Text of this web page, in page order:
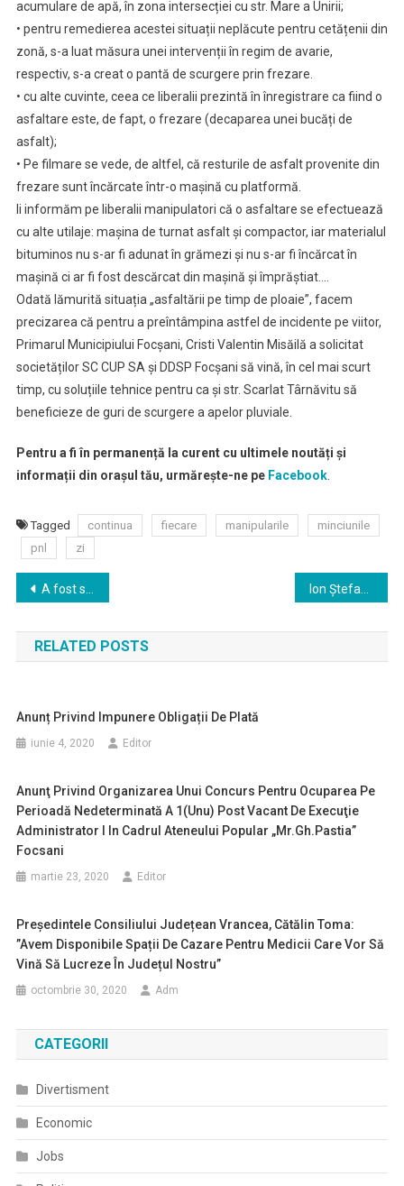
acumulare de apă, în zona intersecției cu str. Mare a Unirii;
• pentru remedierea acestei situații neplăcute pentru cetățenii din
zonă, s-a luat măsura unei intervenții în regim de avarie,
respectiv, s-a creat o pantă de scurgere prin frezare.
• cu alte cuvinte, ceea ce liberalii prezintă în înregistrare ca fiind o
asfaltare este, de fapt, o frezare (decaparea unei bucăți de
asfalt);
• Pe filmare se vede, de altfel, că resturile de asfalt provenite din
frezare sunt încărcate într-o mașină cu platformă.
Ii informăm pe liberalii manipulatori că o asfaltare se efectuează
cu alte utilaje: mașina de turnat asfalt și compactor, iar materialul
bituminos nu s-ar fi adunat în grămezi și nu s-ar fi încărcat în
mașină ci ar fi fost descărcat din mașină și împrăștiat….
Odată lămurită situația „asfaltării pe timp de ploaie”, facem
precizarea că pentru a preîntâmpina astfel de incidente pe viitor,
Primarul Municipiului Focșani, Cristi Valentin Misăilă a solicitat
societăților SC CUP SA și DDSP Focșani să vină, în cel mai scurt
timp, cu soluțiile tehnice pentru ca și str. Scarlat Târnăvitu să
beneficieze de guri de scurgere a apelor pluviale.
Pentru a fi în permanență la curent cu ultimele noutăți și
informații din orașul tău, urmărește-ne pe Facebook.
Tagged continua fiecare manipularile
minciunile
pnl
zi
Navigare
în
articole
A fost semnat contractul pentru modernizarea Parcului Balcescu
RELATED POSTS
Anunț Privind Impunere Obligații De Plată
iunie 4, 2020 Editor
Anunţ Privind Organizarea Unui Concurs Pentru Ocuparea Pe
Perioadă Nedeterminată A 1(unu) Post Vacant De Execuţie
Administrator I In Cadrul Ateneului Popular „Mr.Gh.Pastia”
Focsani
martie 23, 2020 Editor
Președintele Consiliului Județean Vrancea, Cătălin Toma:
”Avem Disponibile Spații De Cazare Pentru Medicii Care Vor Să
Vină Să Lucreze În Județul Nostru”
octombrie 30, 2020 Adm
CATEGORII
Divertisment
Economic
Jobs